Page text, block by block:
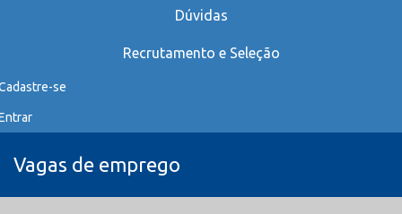
Dúvidas
Recrutamento e Seleção
se
Vagas de emprego